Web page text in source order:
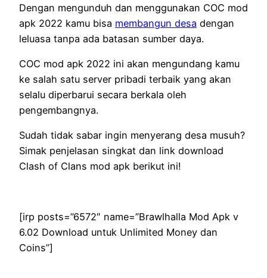
Dengan mengunduh dan menggunakan COC mod
apk 2022 kamu bisa membangun desa dengan
leluasa tanpa ada batasan sumber daya.
COC mod apk 2022 ini akan mengundang kamu
ke salah satu server pribadi terbaik yang akan
selalu diperbarui secara berkala oleh
pengembangnya.
Sudah tidak sabar ingin menyerang desa musuh?
Simak penjelasan singkat dan link download
Clash of Clans mod apk berikut ini!
[irp posts=”6572″ name=”Brawlhalla Mod Apk v
6.02 Download untuk Unlimited Money dan
Coins”]